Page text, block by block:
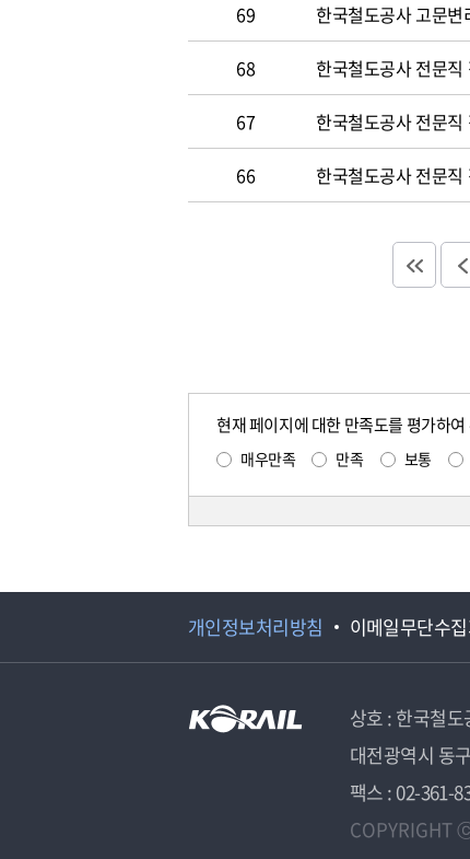
69 한국철도공사 고문
68 한국철도공사 전문
67 한국철도공사 전문
66 한국철도공사 전문
현재 페이지에 대한 만족도를 평가하
매우만족 만족 보통
개인정보처리방침 이메일무단수
상호 : 한국철도
대전광역시 동
팩스 : 02-361-
COPYRIGHT